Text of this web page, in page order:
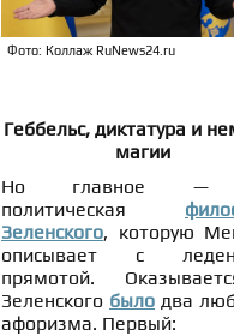
Фото: Коллаж RuNews24.ru
Геббельс, диктатура и
магии
Но главное —
политическая
Зеленского, которую
описывает с
прямотой.
Зеленского было два
афоризма. Первый: